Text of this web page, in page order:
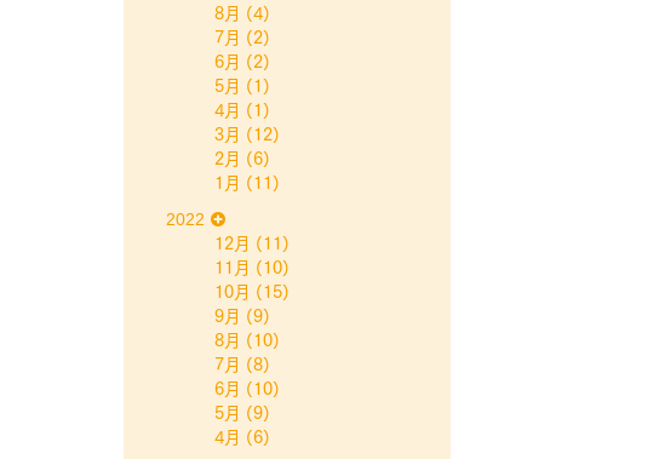
8月
(4)
7月
(2)
6月
(2)
5月
(1)
4月
(1)
3月
(12)
2月
(6)
1月
(11)
2022
12月
(11)
11月
(10)
10月
(15)
9月
(9)
8月
(10)
7月
(8)
6月
(10)
5月
(9)
4月
(6)